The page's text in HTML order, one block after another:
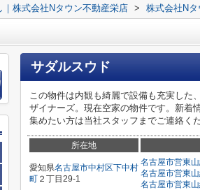
株式会社Nタウン不動産栄店 > 株式会社N
サダルスウド
この物件は内観も綺麗で設備も充実した
ザイナーズ。現在空家の物件です。新着
集めたい方は当社スタッフまでご連絡く
所在地
愛知県名古屋市中村区下中村
町 ２丁目29-1
名古屋市営東
名古屋市営東
名古屋市営東